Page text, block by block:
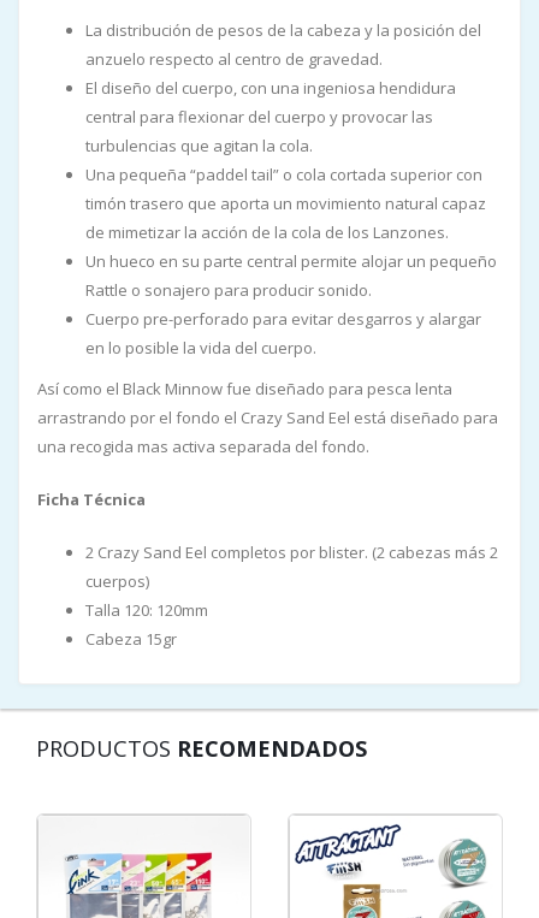
La distribución de pesos de la cabeza y la posición del
anzuelo respecto al centro de gravedad.
El diseño del cuerpo, con una ingeniosa hendidura
central para flexionar del cuerpo y provocar las
turbulencias que agitan la cola.
Una pequeña “paddel tail” o cola cortada superior con
timón trasero que aporta un movimiento natural capaz
de mimetizar la acción de la cola de los Lanzones.
Un hueco en su parte central permite alojar un pequeño
Rattle o sonajero para producir sonido.
Cuerpo pre-perforado para evitar desgarros y alargar
en lo posible la vida del cuerpo.
Así como el Black Minnow fue diseñado para pesca lenta
arrastrando por el fondo el Crazy Sand Eel está diseñado para
una recogida mas activa separada del fondo.
Ficha Técnica
2 Crazy Sand Eel completos por blister. (2 cabezas más 2
cuerpos)
Talla 120: 120mm
Cabeza 15gr
PRODUCTOS RECOMENDADOS